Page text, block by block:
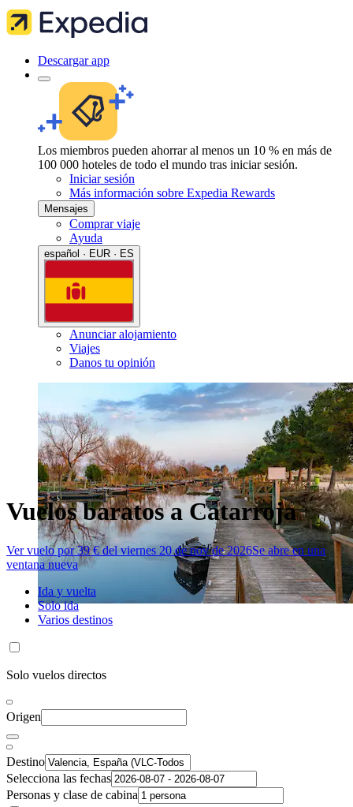
Descargar app
Los miembros pueden ahorrar al menos un 10 % en más de
100 000 hoteles de todo el mundo tras iniciar sesión.
Iniciar sesión
Más información sobre Expedia Rewards
Mensajes
Comprar viaje
Ayuda
español · EUR · ES
Anunciar alojamiento
Viajes
Danos tu opinión
Vuelos baratos a Catarroja
Ver vuelo por 39 € del viernes 20 de nov de 2026Se abre en una
ventana nueva
Ida y vuelta
Solo ida
Varios destinos
Solo vuelos directos
Origen
Destino
Selecciona las fechas
Personas y clase de cabina